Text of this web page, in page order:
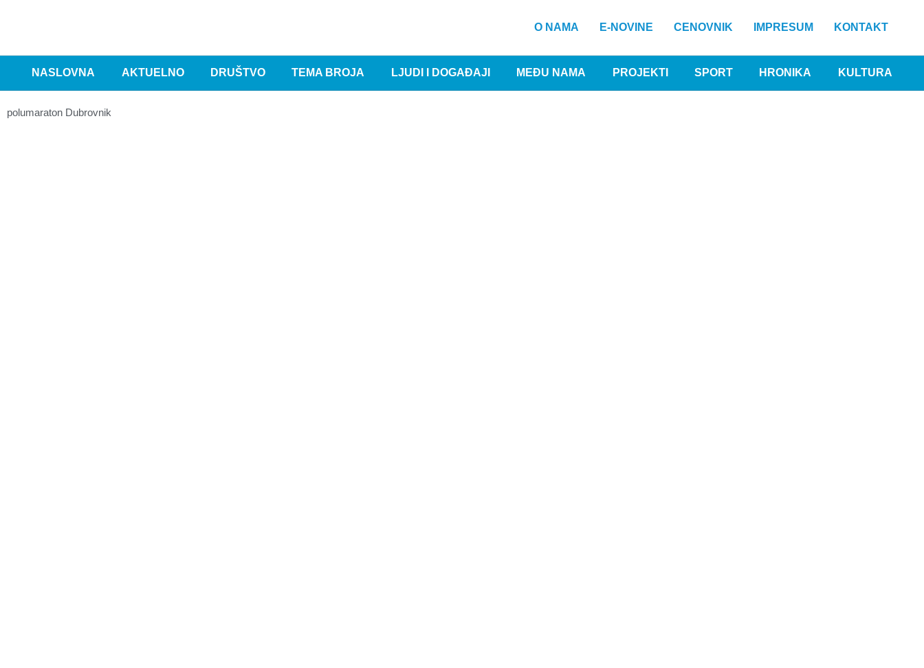
O NAMA E-NOVINE CENOVNIK IMPRESUM KONTAKT
NASLOVNA AKTUELNO DRUŠTVO TEMA BROJA LJUDI I DOGAĐAJI MEĐU NAMA PROJEKTI SPORT HRONIKA KULTURA
polumaraton Dubrovnik